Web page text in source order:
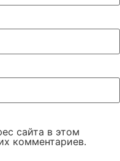
сайта в этом
комментариев.